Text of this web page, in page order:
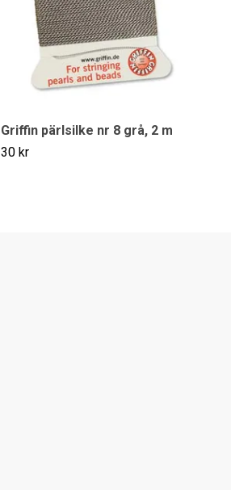
Griffin pärlsilke nr 8 grå, 2 m
30 kr